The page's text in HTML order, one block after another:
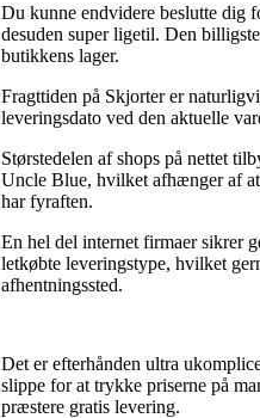
Du kunne endvidere beslutte dig
desuden super ligetil. Den
butikkens lager.
Fragttiden på Skjorter er
leveringsdato ved den aktuelle
Størstedelen af shops på nettet
Uncle Blue, hvilket afhænger af at
har fyraften.
En hel del internet firmaer sikrer
letkøbte leveringstype, hvilket
afhentningssted.
Det er efterhånden ultra
slippe for at trykke priserne på
præstere gratis levering.